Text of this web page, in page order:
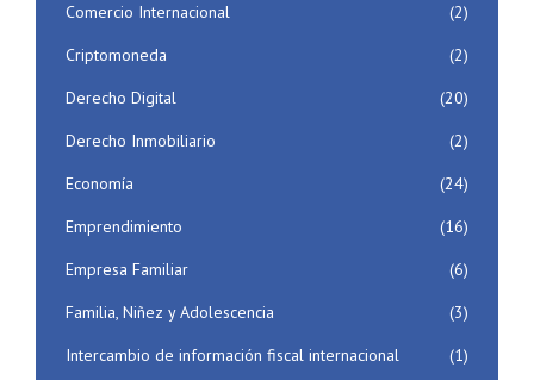
Comercio Internacional
(2)
Criptomoneda
(2)
Derecho Digital
(20)
Derecho Inmobiliario
(2)
Economía
(24)
Emprendimiento
(16)
Empresa Familiar
(6)
Familia, Niñez y Adolescencia
(3)
Intercambio de información fiscal internacional
(1)